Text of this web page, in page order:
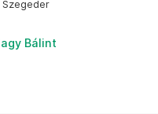
Szegeder
Bálint